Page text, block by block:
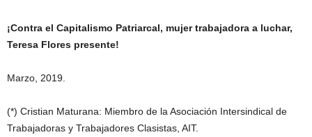
¡Contra el Capitalismo Patriarcal, mujer trabajadora a luchar,
Teresa Flores presente!
Marzo, 2019.
(*) Cristian Maturana: Miembro de la Asociación Intersindical de
Trabajadoras y Trabajadores Clasistas, AIT.